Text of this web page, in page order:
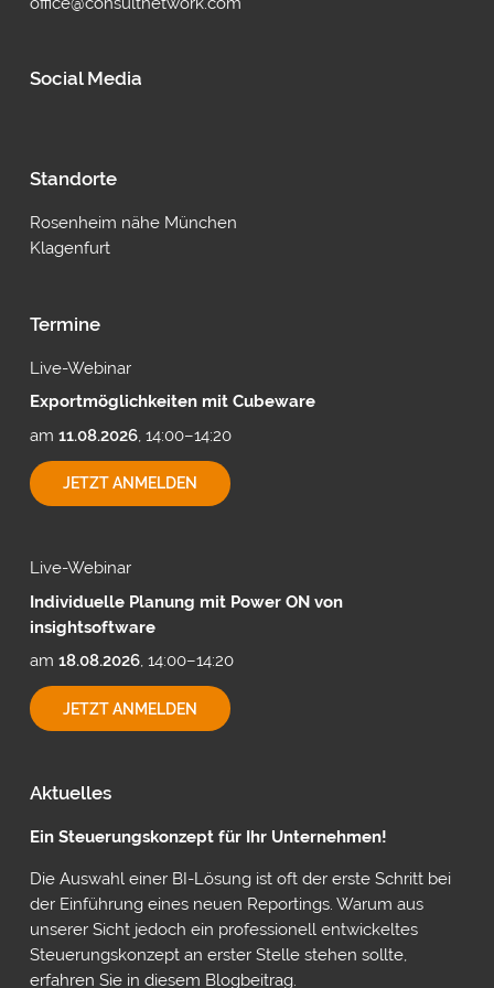
Social Media
Standorte
Rosenheim nähe München
Klagenfurt
Termine
Live-Webinar
Exportmöglichkeiten mit Cubeware
am 11.08.2026, 14:00–14:20
JETZT ANMELDENEXPORTMÖGLICHKEITEN
MIT
Live-Webinar
Individuelle Planung mit Power ON von
insightsoftware
am 18.08.2026, 14:00–14:20
JETZT ANMELDENINDIVIDUELLE
PLANUNG
Aktuelles
Ein Steuerungskonzept für Ihr Unternehmen!
Die Auswahl einer BI-Lösung ist oft der erste Schritt bei
der Einführung eines neuen Reportings. Warum aus
unserer Sicht jedoch ein professionell entwickeltes
Steuerungskonzept an erster Stelle stehen sollte,
erfahren Sie in diesem Blogbeitrag.